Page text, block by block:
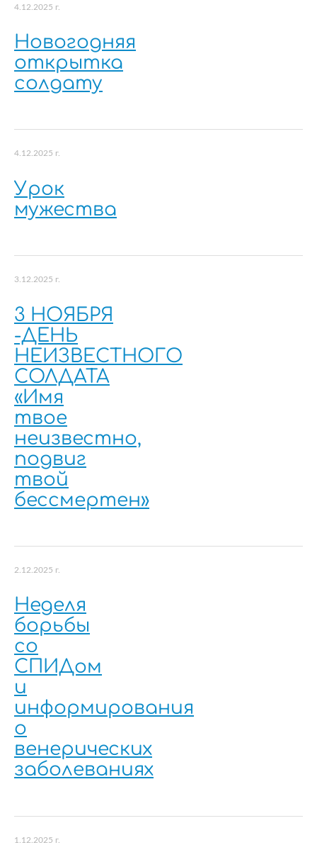
4.12.2025 г.
Новогодняя
открытка
солдату
4.12.2025 г.
Урок
мужества
3.12.2025 г.
3 НОЯБРЯ
-ДЕНЬ
НЕИЗВЕСТНОГО
СОЛДАТА
«Имя
твое
неизвестно,
подвиг
твой
бессмертен»
2.12.2025 г.
Неделя
борьбы
со
СПИДом
и
информирования
о
венерических
заболеваниях
1.12.2025 г.